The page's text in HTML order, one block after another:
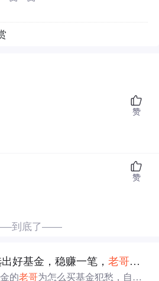
赞
赞
到底了——
好基金，稳赚一笔，老哥专门
的老哥为怎么买基金犯愁，自己